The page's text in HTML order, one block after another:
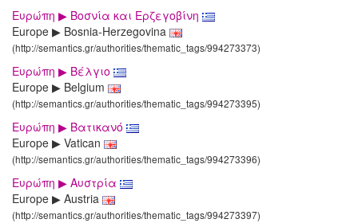
Ευρώπη ▶ Βοσνία και Ερζεγοβίνη
Europe ▶ Bosnia-Herzegovina
(http://semantics.gr/authorities/thematic_tags/994273373)
Ευρώπη ▶ Βέλγιο
Europe ▶ Belgium
(http://semantics.gr/authorities/thematic_tags/994273395)
Ευρώπη ▶ Βατικανό
Europe ▶ Vatican
(http://semantics.gr/authorities/thematic_tags/994273396)
Ευρώπη ▶ Αυστρία
Europe ▶ Austria
(http://semantics.gr/authorities/thematic_tags/994273397)